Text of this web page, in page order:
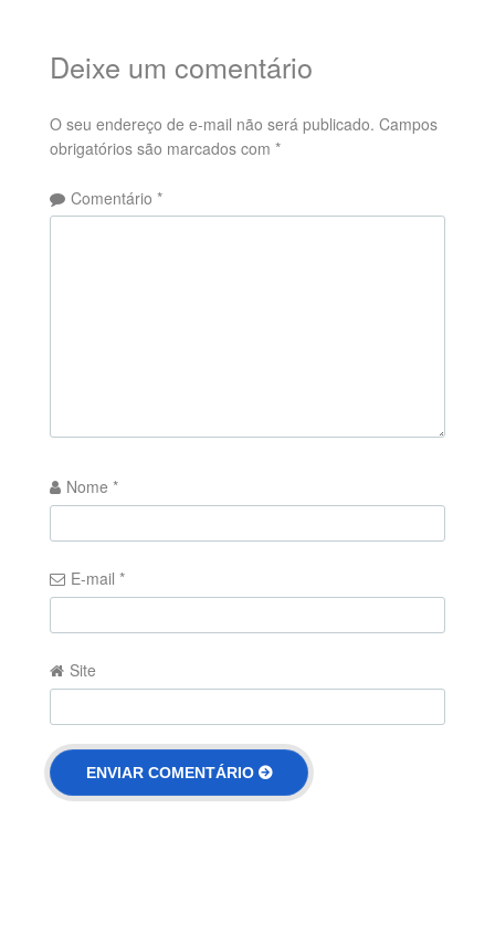
Deixe um comentário
O seu endereço de e-mail não será publicado. Campos
obrigatórios são marcados com *
Comentário *
Nome *
E-mail *
Site